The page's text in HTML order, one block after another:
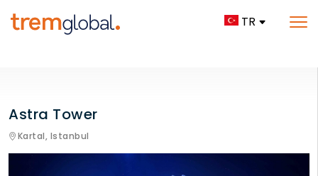
TR
Astra Tower
Kartal, Istanbul